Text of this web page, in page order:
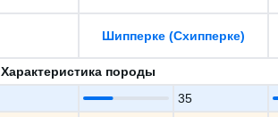
Шипперке (Схипперке)
Характеристика породы
35